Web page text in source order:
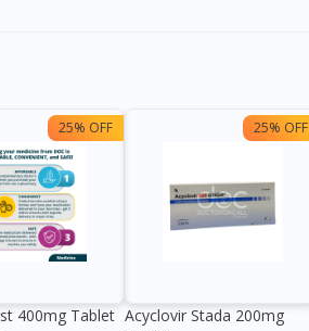
25% OFF
400mg Tablet
25% OFF
Acyclovir Stada 200mg